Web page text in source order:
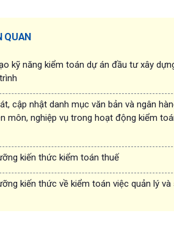
QUAN
kỹ năng kiểm toán dự án đầu tư xây
cập nhật danh mục văn bản và ngân
môn, nghiệp vụ trong hoạt động kiểm
kiến thức kiểm toán thuế
kiến thức về kiểm toán việc quản lý